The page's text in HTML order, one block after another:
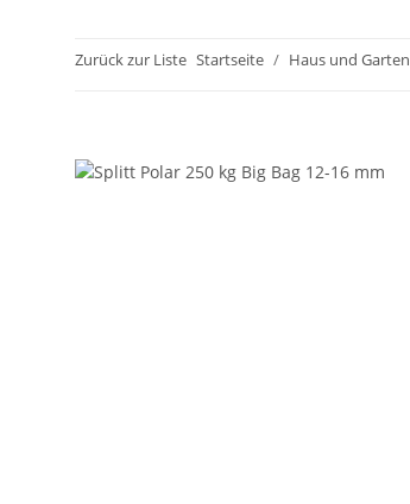
Zurück zur Liste Startseite Haus und Garten